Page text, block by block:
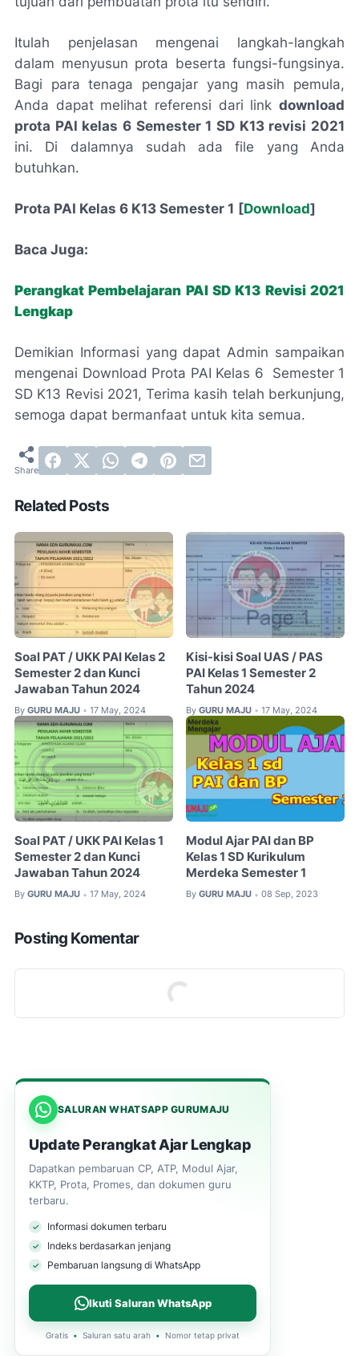
Itulah penjelasan mengenai langkah-langkah
dalam menyusun prota beserta fungsi-fungsinya.
Bagi para tenaga pengajar yang masih pemula,
Anda dapat melihat referensi dari link download
prota PAI kelas 6 Semester 1 SD K13 revisi 2021
ini. Di dalamnya sudah ada file yang Anda
butuhkan.
Prota PAI Kelas 6 K13 Semester 1 [Download]
Baca Juga:
Perangkat Pembelajaran PAI SD K13 Revisi 2021
Lengkap
Demikian Informasi yang dapat Admin sampaikan
mengenai Download Prota PAI Kelas 6 Semester 1
SD K13 Revisi 2021, Terima kasih telah berkunjung,
semoga dapat bermanfaat untuk kita semua.
Related Posts
Soal PAT / UKK PAI Kelas 2
Semester 2 dan Kunci
Jawaban Tahun 2024
By GURU MAJU • 17 May, 2024
Kisi-kisi Soal UAS / PAS
PAI Kelas 1 Semester 2
Tahun 2024
By GURU MAJU • 17 May, 2024
Soal PAT / UKK PAI Kelas 1
Semester 2 dan Kunci
Jawaban Tahun 2024
By GURU MAJU • 17 May, 2024
Modul Ajar PAI dan BP
Kelas 1 SD Kurikulum
Merdeka Semester 1
By GURU MAJU • 08 Sep, 2023
Posting Komentar
SALURAN WHATSAPP GURUMAJU
Update Perangkat Ajar Lengkap
Dapatkan pembaruan CP, ATP, Modul Ajar,
KKTP, Prota, Promes, dan dokumen guru
terbaru.
Informasi dokumen terbaru
Indeks berdasarkan jenjang
Pembaruan langsung di WhatsApp
Ikuti Saluran WhatsApp
Gratis • Saluran satu arah • Nomor tetap privat